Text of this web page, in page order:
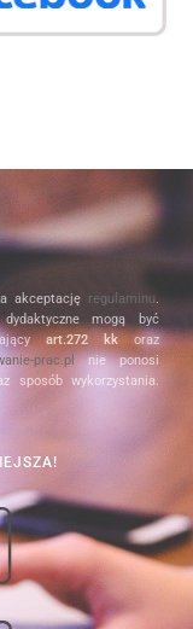
akceptację regulaminu.
mogą być
art.272 kkoraz
prac.pl nie ponosi
sposób wykorzystania.